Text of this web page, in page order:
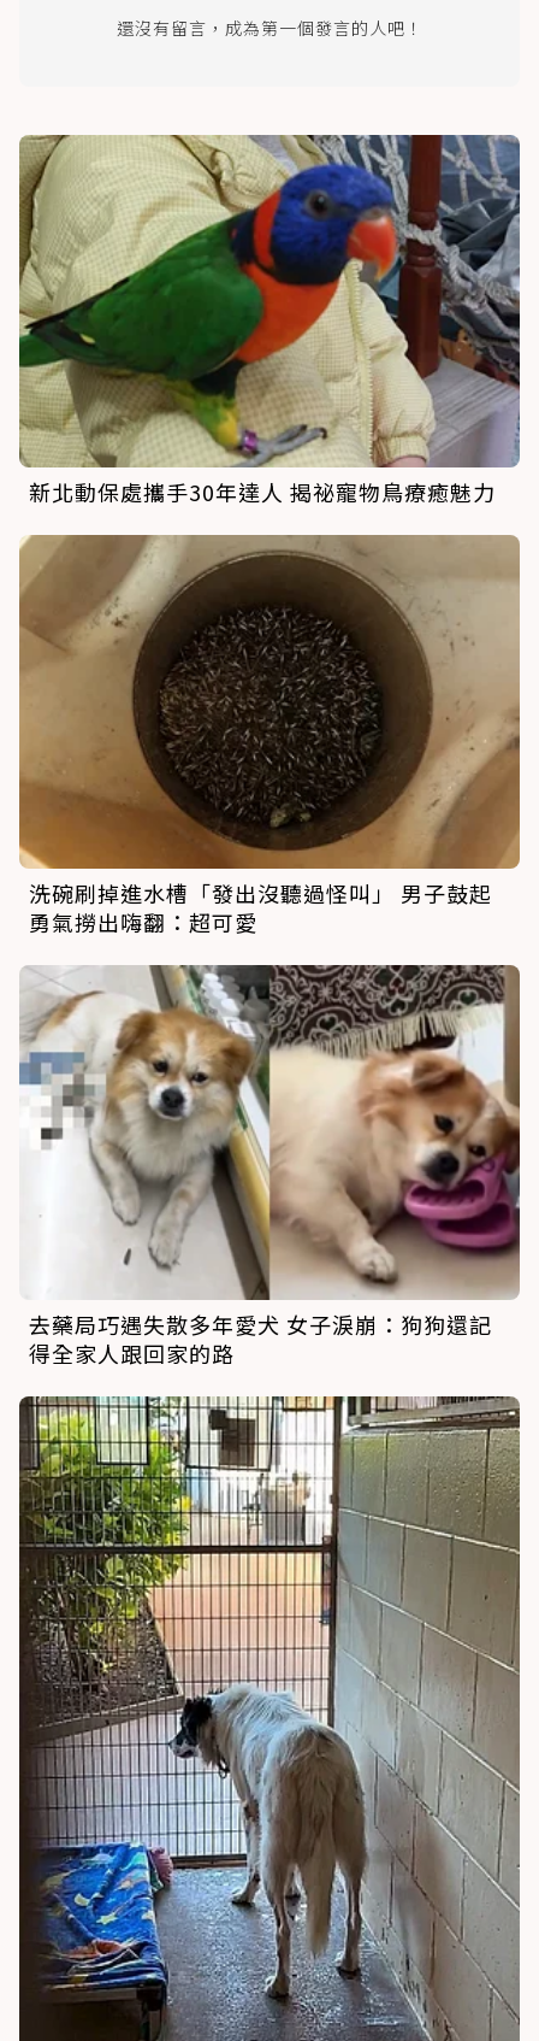
還沒有留言，成為第一個發言的人吧！
新北動保處攜手30年達人 揭祕寵物鳥療癒魅力
洗碗刷掉進水槽「發出沒聽過怪叫」 男子鼓起
勇氣撈出嗨翻：超可愛
去藥局巧遇失散多年愛犬 女子淚崩：狗狗還記
得全家人跟回家的路